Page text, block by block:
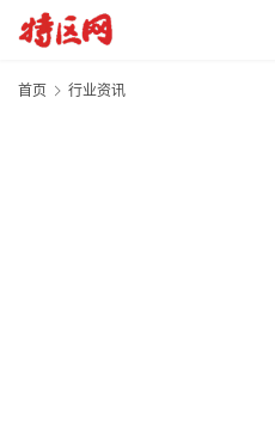
首页 行业资讯